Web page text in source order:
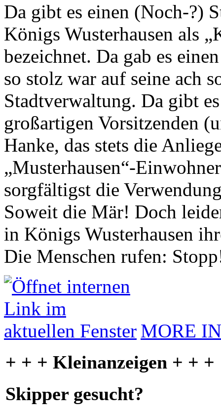
Da gibt es einen (Noch-?)
Königs Wusterhausen als
bezeichnet. Da gab es
so stolz war auf seine ach
Stadtverwaltung. Da gibt
großartigen Vorsitzenden
Hanke, das stets die
„Musterhausen“-
sorgfältigst die
Soweit die Mär! Doch
in Königs Wusterhausen
Die Menschen rufen:
MORE
+ + + Kleinanzeigen + + +
Skipper gesucht?